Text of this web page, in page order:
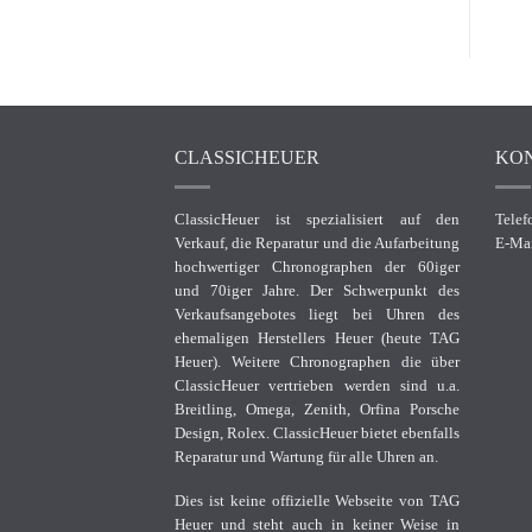
CLASSICHEUER
ClassicHeuer ist spezialisiert auf den
Verkauf, die Reparatur und die Aufarbeitung
hochwertiger Chronographen der 60iger
und 70iger Jahre. Der Schwerpunkt des
Verkaufsangebotes liegt bei Uhren des
ehemaligen Herstellers Heuer (heute TAG
Heuer). Weitere Chronographen die über
ClassicHeuer vertrieben werden sind u.a.
Breitling, Omega, Zenith, Orfina Porsche
Design, Rolex. ClassicHeuer bietet ebenfalls
Reparatur und Wartung für alle Uhren an.
Dies ist keine offizielle Webseite von TAG
Heuer und steht auch in keiner Weise in
E-